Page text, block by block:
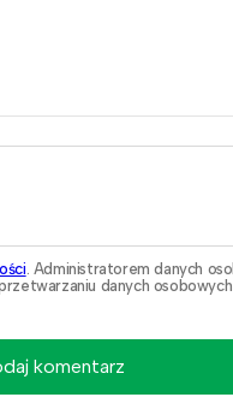
. Administratorem danych
danych osobowych
komentarz